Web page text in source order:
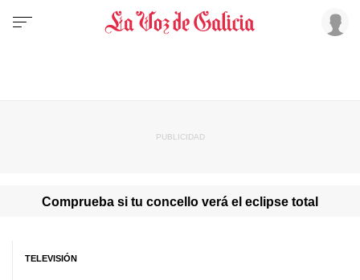
Comprueba si tu concello verá el eclipse total
TELEVISIÓN